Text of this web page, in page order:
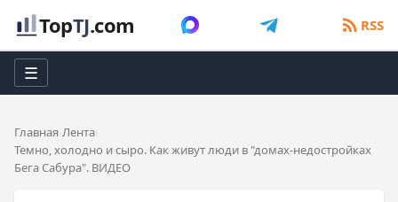
TopTJ.com RSS
☰
Главная Лента
Темно, холодно и сыро. Как живут люди в "домах-недостройках
Бега Сабура". ВИДЕО